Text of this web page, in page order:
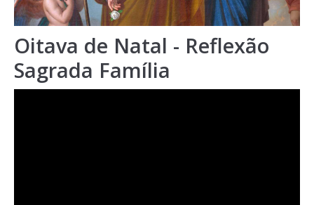
Oitava de Natal - Reflexão
Sagrada Família